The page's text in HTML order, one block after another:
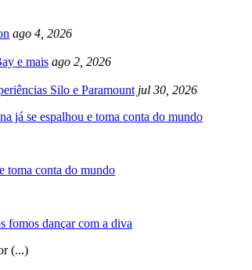
ago 4, 2026
e mais ago 2, 2026
Silo e Paramount jul 30, 2026
já se espalhou e toma conta do mundo
toma conta do mundo
fomos dançar com a diva
(...)